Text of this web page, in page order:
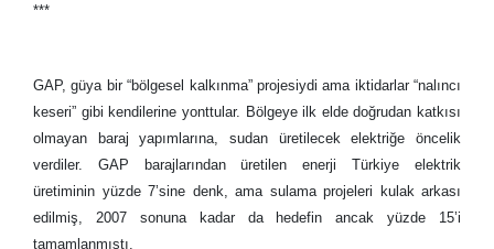
***
GAP, güya bir “bölgesel kalkınma” projesiydi ama iktidarlar “nalıncı
keseri” gibi kendilerine yonttular. Bölgeye ilk elde doğrudan katkısı
olmayan baraj yapımlarına, sudan üretilecek elektriğe öncelik
verdiler. GAP barajlarından üretilen enerji Türkiye elektrik
üretiminin yüzde 7’sine denk, ama sulama projeleri kulak arkası
edilmiş, 2007 sonuna kadar da hedefin ancak yüzde 15’i
tamamlanmıştı.